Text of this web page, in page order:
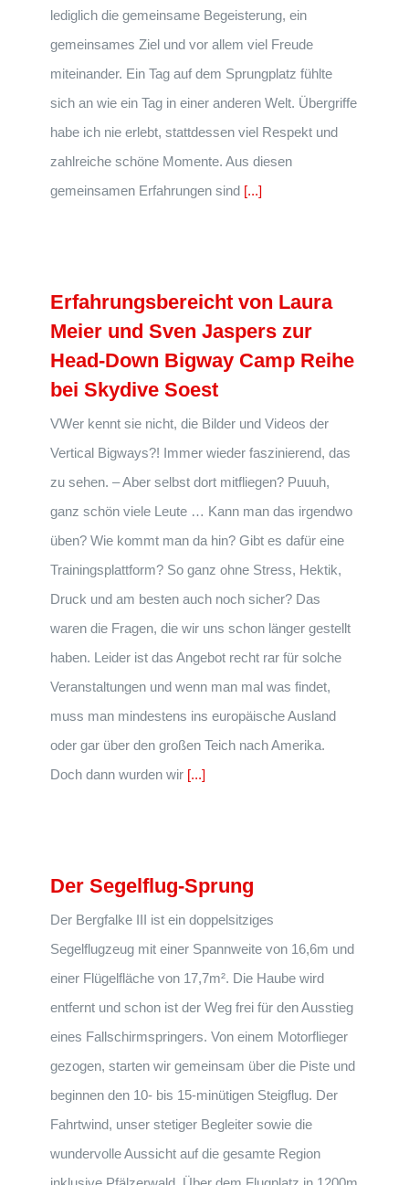
lediglich die gemeinsame Begeisterung, ein
gemeinsames Ziel und vor allem viel Freude
miteinander. Ein Tag auf dem Sprungplatz fühlte
sich an wie ein Tag in einer anderen Welt. Übergriffe
habe ich nie erlebt, stattdessen viel Respekt und
zahlreiche schöne Momente. Aus diesen
gemeinsamen Erfahrungen sind [...]
Erfahrungsbereicht von Laura
Meier und Sven Jaspers zur
Head-Down Bigway Camp Reihe
bei Skydive Soest
VWer kennt sie nicht, die Bilder und Videos der
Vertical Bigways?! Immer wieder faszinierend, das
zu sehen. – Aber selbst dort mitfliegen? Puuuh,
ganz schön viele Leute … Kann man das irgendwo
üben? Wie kommt man da hin? Gibt es dafür eine
Trainingsplattform? So ganz ohne Stress, Hektik,
Druck und am besten auch noch sicher? Das
waren die Fragen, die wir uns schon länger gestellt
haben. Leider ist das Angebot recht rar für solche
Veranstaltungen und wenn man mal was findet,
muss man mindestens ins europäische Ausland
oder gar über den großen Teich nach Amerika.
Doch dann wurden wir [...]
Der Segelflug-Sprung
Der Bergfalke III ist ein doppelsitziges
Segelflugzeug mit einer Spannweite von 16,6m und
einer Flügelfläche von 17,7m². Die Haube wird
entfernt und schon ist der Weg frei für den Ausstieg
eines Fallschirmspringers. Von einem Motorflieger
gezogen, starten wir gemeinsam über die Piste und
beginnen den 10- bis 15-minütigen Steigflug. Der
Fahrtwind, unser stetiger Begleiter sowie die
wundervolle Aussicht auf die gesamte Region